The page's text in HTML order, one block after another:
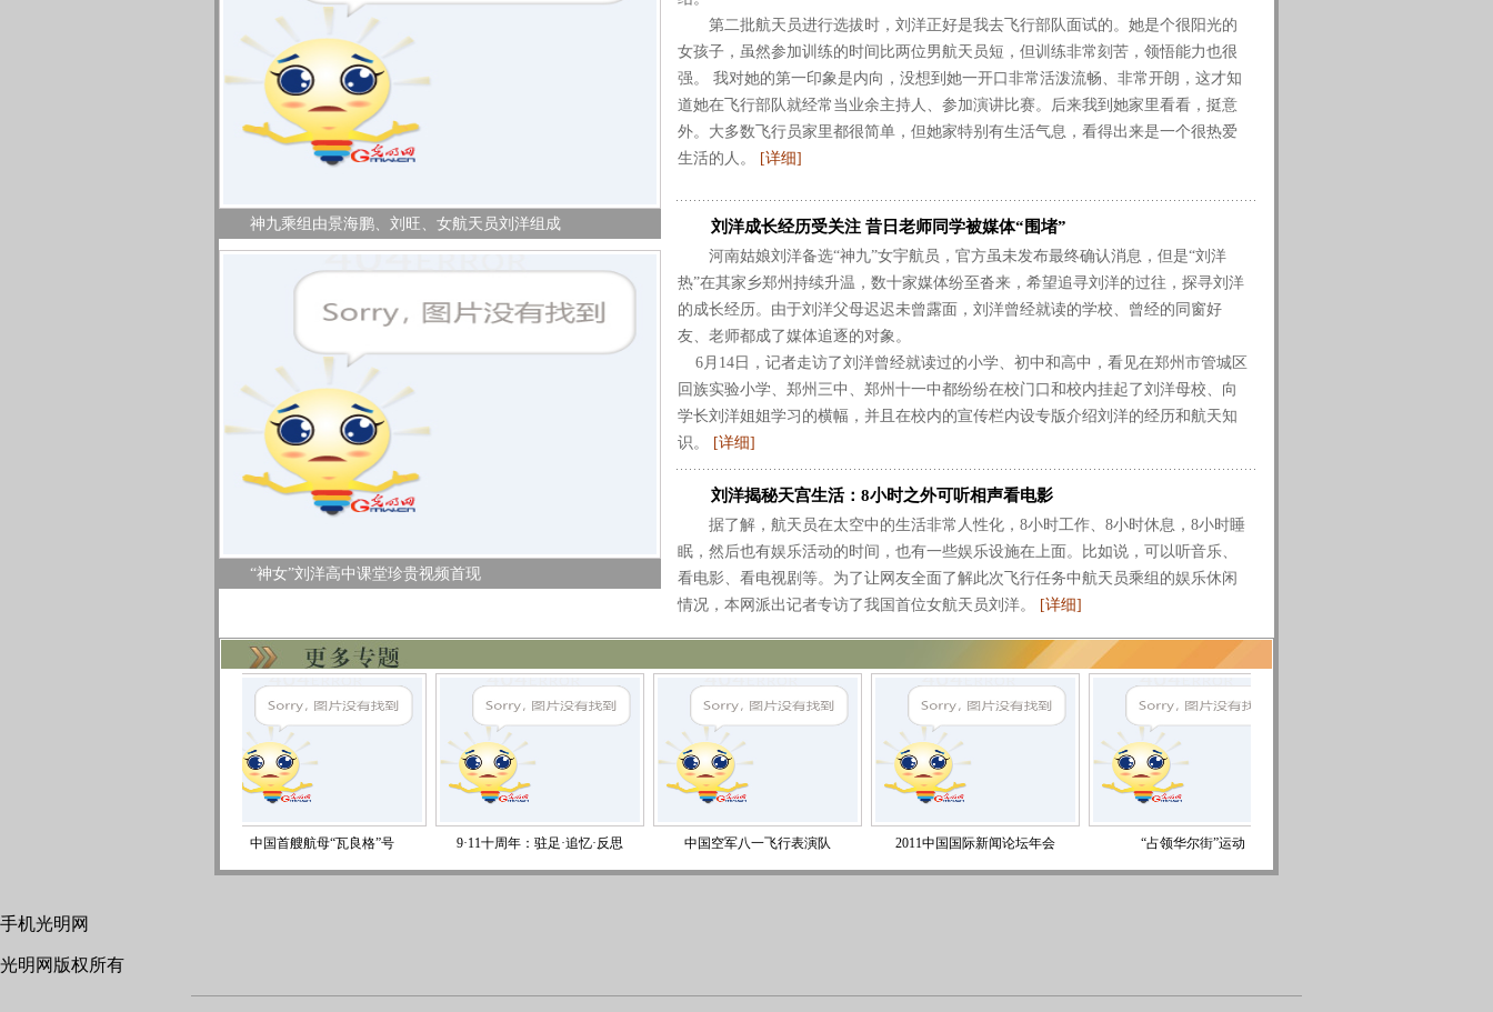
神九乘组由景海鹏、刘旺、女航天员刘洋组成
“神女”刘洋高中课堂珍贵视频首现
第二批航天员进行选拔时，刘洋正好是我去飞行部队面试的。她是个很阳光的
女孩子，虽然参加训练的时间比两位男航天员短，但训练非常刻苦，领悟能力也很
强。 我对她的第一印象是内向，没想到她一开口非常活泼流畅、非常开朗，这才知
道她在飞行部队就经常当业余主持人、参加演讲比赛。后来我到她家里看看，挺意
外。大多数飞行员家里都很简单，但她家特别有生活气息，看得出来是一个很热爱
生活的人。
[详细]
刘洋成长经历受关注 昔日老师同学被媒体“围堵”
河南姑娘刘洋备选“神九”女宇航员，官方虽未发布最终确认消息，但是“刘洋
热”在其家乡郑州持续升温，数十家媒体纷至沓来，希望追寻刘洋的过往，探寻刘洋
的成长经历。由于刘洋父母迟迟未曾露面，刘洋曾经就读的学校、曾经的同窗好
友、老师都成了媒体追逐的对象。
6月14日，记者走访了刘洋曾经就读过的小学、初中和高中，看见在郑州市管城区
回族实验小学、郑州三中、郑州十一中都纷纷在校门口和校内挂起了刘洋母校、向
学长刘洋姐姐学习的横幅，并且在校内的宣传栏内设专版介绍刘洋的经历和航天知
识。
[详细]
刘洋揭秘天宫生活：8小时之外可听相声看电影
据了解，航天员在太空中的生活非常人性化，8小时工作、8小时休息，8小时睡
眠，然后也有娱乐活动的时间，也有一些娱乐设施在上面。比如说，可以听音乐、
看电影、看电视剧等。为了让网友全面了解此次飞行任务中航天员乘组的娱乐休闲
情况，本网派出记者专访了我国首位女航天员刘洋。
[详细]
中国首艘航母“瓦良格”号 9·11十周年：驻足·追忆·反思 中国空军八一飞行表演队 2011中国国际新闻论坛年会 “占领华尔街”运动
手机光明网
光明网版权所有